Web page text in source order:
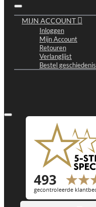
MIJN ACCOUNT
Inloggen
Mijn Account
Retouren
Verlanglijst
Bestel geschiedenis